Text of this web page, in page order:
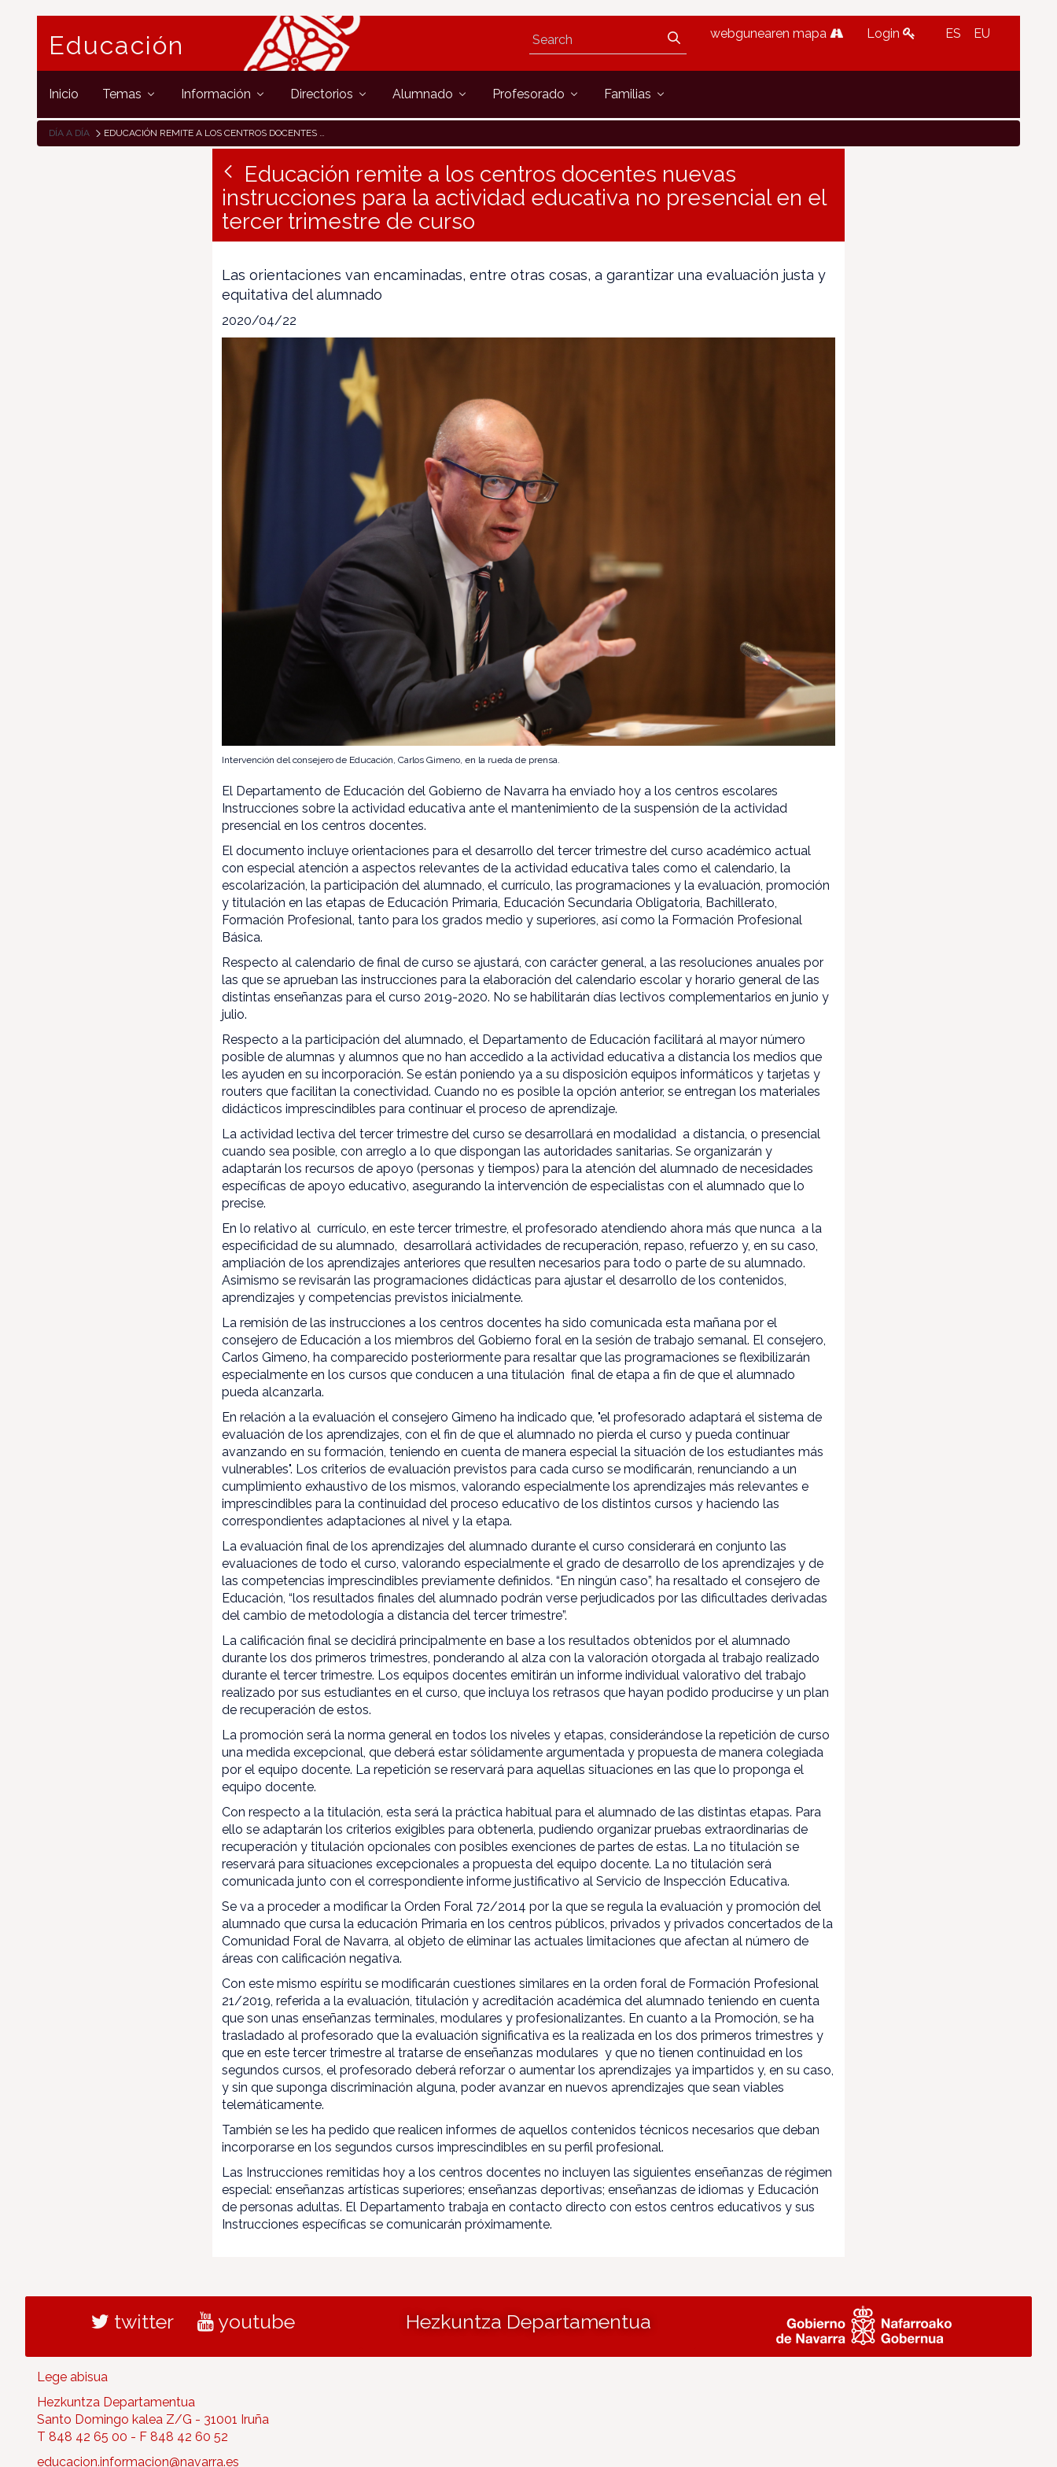
Educación webgunearen mapa Login ES EU
Inicio Temas Información Directorios Alumnado Profesorado Familias
DÍA A DÍA EDUCACIÓN REMITE A LOS CENTROS DOCENTES NUEVAS INSTRUCCIONES PARA LA ACTIVIDAD EDUCATIVA NO PRESENCIAL EN EL TERCER TRIMESTRE DE CURSO
Educación remite a los centros docentes nuevas
instrucciones para la actividad educativa no presencial en el
tercer trimestre de curso
Las orientaciones van encaminadas, entre otras cosas, a garantizar una evaluación justa y
equitativa del alumnado
2020/04/22
Intervención del consejero de Educación, Carlos Gimeno, en la rueda de prensa.
El Departamento de Educación del Gobierno de Navarra ha enviado hoy a los centros escolares
Instrucciones sobre la actividad educativa ante el mantenimiento de la suspensión de la actividad
presencial en los centros docentes.
El documento incluye orientaciones para el desarrollo del tercer trimestre del curso académico actual
con especial atención a aspectos relevantes de la actividad educativa tales como el calendario, la
escolarización, la participación del alumnado, el currículo, las programaciones y la evaluación, promoción
y titulación en las etapas de Educación Primaria, Educación Secundaria Obligatoria, Bachillerato,
Formación Profesional, tanto para los grados medio y superiores, así como la Formación Profesional
Básica.
Respecto al calendario de final de curso se ajustará, con carácter general, a las resoluciones anuales por
las que se aprueban las instrucciones para la elaboración del calendario escolar y horario general de las
distintas enseñanzas para el curso 2019-2020. No se habilitarán días lectivos complementarios en junio y
julio.
Respecto a la participación del alumnado, el Departamento de Educación facilitará al mayor número
posible de alumnas y alumnos que no han accedido a la actividad educativa a distancia los medios que
les ayuden en su incorporación. Se están poniendo ya a su disposición equipos informáticos y tarjetas y
routers que facilitan la conectividad. Cuando no es posible la opción anterior, se entregan los materiales
didácticos imprescindibles para continuar el proceso de aprendizaje.
La actividad lectiva del tercer trimestre del curso se desarrollará en modalidad a distancia, o presencial
cuando sea posible, con arreglo a lo que dispongan las autoridades sanitarias. Se organizarán y
adaptarán los recursos de apoyo (personas y tiempos) para la atención del alumnado de necesidades
específicas de apoyo educativo, asegurando la intervención de especialistas con el alumnado que lo
precise.
En lo relativo al currículo, en este tercer trimestre, el profesorado atendiendo ahora más que nunca a la
especificidad de su alumnado, desarrollará actividades de recuperación, repaso, refuerzo y, en su caso,
ampliación de los aprendizajes anteriores que resulten necesarios para todo o parte de su alumnado.
Asimismo se revisarán las programaciones didácticas para ajustar el desarrollo de los contenidos,
aprendizajes y competencias previstos inicialmente.
La remisión de las instrucciones a los centros docentes ha sido comunicada esta mañana por el
consejero de Educación a los miembros del Gobierno foral en la sesión de trabajo semanal. El consejero,
Carlos Gimeno, ha comparecido posteriormente para resaltar que las programaciones se flexibilizarán
especialmente en los cursos que conducen a una titulación final de etapa a fin de que el alumnado
pueda alcanzarla.
En relación a la evaluación el consejero Gimeno ha indicado que, "el profesorado adaptará el sistema de
evaluación de los aprendizajes, con el fin de que el alumnado no pierda el curso y pueda continuar
avanzando en su formación, teniendo en cuenta de manera especial la situación de los estudiantes más
vulnerables". Los criterios de evaluación previstos para cada curso se modificarán, renunciando a un
cumplimiento exhaustivo de los mismos, valorando especialmente los aprendizajes más relevantes e
imprescindibles para la continuidad del proceso educativo de los distintos cursos y haciendo las
correspondientes adaptaciones al nivel y la etapa.
La evaluación final de los aprendizajes del alumnado durante el curso considerará en conjunto las
evaluaciones de todo el curso, valorando especialmente el grado de desarrollo de los aprendizajes y de
las competencias imprescindibles previamente definidos. “En ningún caso”, ha resaltado el consejero de
Educación, “los resultados finales del alumnado podrán verse perjudicados por las dificultades derivadas
del cambio de metodología a distancia del tercer trimestre”.
La calificación final se decidirá principalmente en base a los resultados obtenidos por el alumnado
durante los dos primeros trimestres, ponderando al alza con la valoración otorgada al trabajo realizado
durante el tercer trimestre. Los equipos docentes emitirán un informe individual valorativo del trabajo
realizado por sus estudiantes en el curso, que incluya los retrasos que hayan podido producirse y un plan
de recuperación de estos.
La promoción será la norma general en todos los niveles y etapas, considerándose la repetición de curso
una medida excepcional, que deberá estar sólidamente argumentada y propuesta de manera colegiada
por el equipo docente. La repetición se reservará para aquellas situaciones en las que lo proponga el
equipo docente.
Con respecto a la titulación, esta será la práctica habitual para el alumnado de las distintas etapas. Para
ello se adaptarán los criterios exigibles para obtenerla, pudiendo organizar pruebas extraordinarias de
recuperación y titulación opcionales con posibles exenciones de partes de estas. La no titulación se
reservará para situaciones excepcionales a propuesta del equipo docente. La no titulación será
comunicada junto con el correspondiente informe justificativo al Servicio de Inspección Educativa.
Se va a proceder a modificar la Orden Foral 72/2014 por la que se regula la evaluación y promoción del
alumnado que cursa la educación Primaria en los centros públicos, privados y privados concertados de la
Comunidad Foral de Navarra, al objeto de eliminar las actuales limitaciones que afectan al número de
áreas con calificación negativa.
Con este mismo espíritu se modificarán cuestiones similares en la orden foral de Formación Profesional
21/2019, referida a la evaluación, titulación y acreditación académica del alumnado teniendo en cuenta
que son unas enseñanzas terminales, modulares y profesionalizantes. En cuanto a la Promoción, se ha
trasladado al profesorado que la evaluación significativa es la realizada en los dos primeros trimestres y
que en este tercer trimestre al tratarse de enseñanzas modulares y que no tienen continuidad en los
segundos cursos, el profesorado deberá reforzar o aumentar los aprendizajes ya impartidos y, en su caso,
y sin que suponga discriminación alguna, poder avanzar en nuevos aprendizajes que sean viables
telemáticamente.
También se les ha pedido que realicen informes de aquellos contenidos técnicos necesarios que deban
incorporarse en los segundos cursos imprescindibles en su perfil profesional.
Las Instrucciones remitidas hoy a los centros docentes no incluyen las siguientes enseñanzas de régimen
especial: enseñanzas artísticas superiores; enseñanzas deportivas; enseñanzas de idiomas y Educación
de personas adultas. El Departamento trabaja en contacto directo con estos centros educativos y sus
Instrucciones específicas se comunicarán próximamente.
twitter youtube Hezkuntza Departamentua
Lege abisua
Hezkuntza Departamentua
Santo Domingo kalea Z/G - 31001 Iruña
T 848 42 65 00 - F 848 42 60 52
educacion.informacion@navarra.es